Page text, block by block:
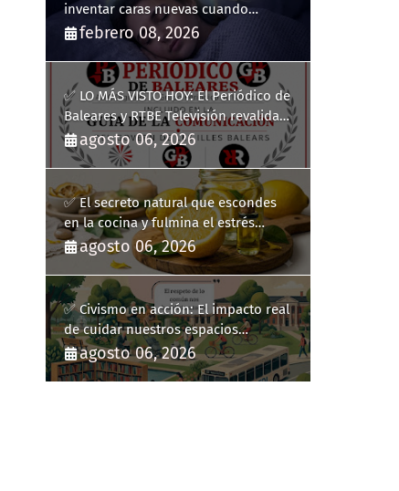
inventar caras nuevas cuando
sueñas?
febrero 08, 2026
✅ LO MÁS VISTO HOY: El Periódico de
Baleares y RTBE Televisión revalidan
más de cinco años en la Guía de la
Comunicación del Govern de les Illes
agosto 06, 2026
✅ El secreto natural que escondes
en la cocina y fulmina el estrés
diario
agosto 06, 2026
✅ Civismo en acción: El impacto real
de cuidar nuestros espacios
públicos
agosto 06, 2026